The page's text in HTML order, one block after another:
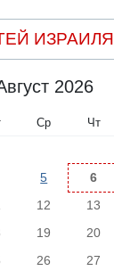
ИЗРАИЛЯ
2026
Ср Чт
5 6
12 13
19 20
26 27